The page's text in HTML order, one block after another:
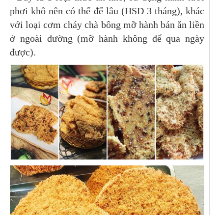
phơi khô nên có thể để lâu (HSD 3 tháng), khác
với loại cơm cháy chà bông mỡ hành bán ăn liền
ở ngoài đường (mỡ hành không để qua ngày
được).